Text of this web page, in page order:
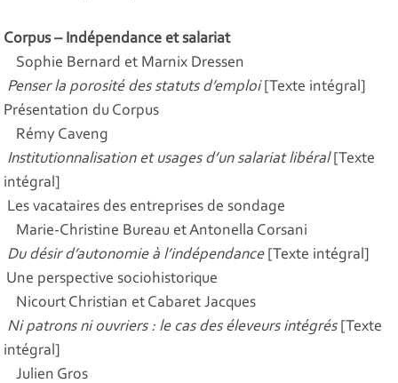
Corpus – Indépendance et salariat
Sophie Bernard et Marnix Dressen
Penser la porosité des statuts d’emploi[Texte intégral]
Présentation du Corpus
Rémy Caveng
Institutionnalisation et usages d’un salariat libéral[Texte
intégral]
Les vacataires des entreprises de sondage
Marie-Christine Bureau et Antonella Corsani
Du désir d’autonomie à l’indépendance[Texte intégral]
Une perspective sociohistorique
Nicourt Christian et Cabaret Jacques
Ni patrons ni ouvriers : le cas des éleveurs intégrés [Texte
intégral]
Julien Gros